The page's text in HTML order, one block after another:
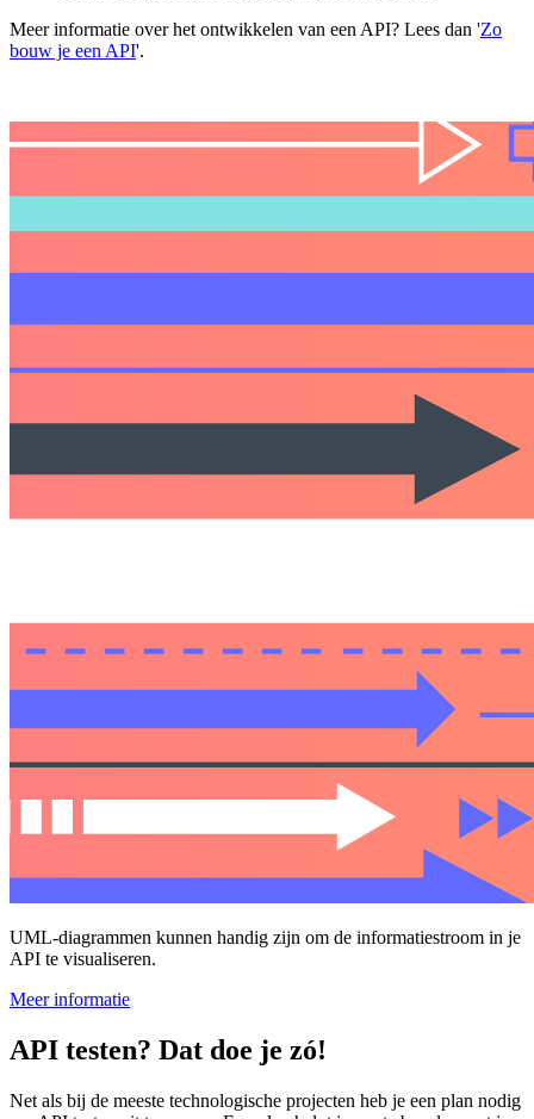
Meer informatie over het ontwikkelen van een API? Lees dan 'Zo
bouw je een API'.
UML-diagrammen kunnen handig zijn om de informatiestroom in je
API te visualiseren.
Meer informatie
API testen? Dat doe je zó!
Net als bij de meeste technologische projecten heb je een plan nodig